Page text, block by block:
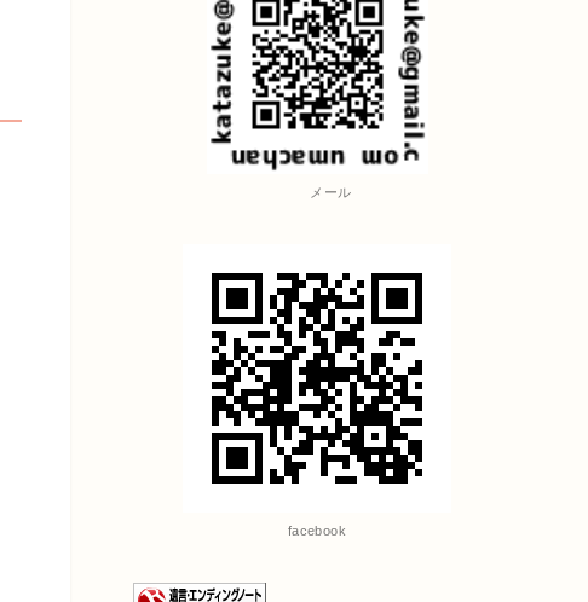
メール
facebook